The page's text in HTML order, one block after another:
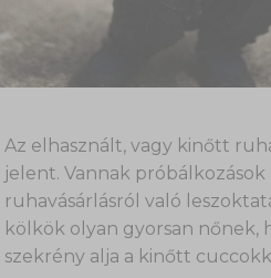
Az elhasznált, vagy kinőtt
jelent. Vannak próbálkozások
ruhavásárlásról való
kölkök olyan gyorsan nőnek,
szekrény alja a kinőtt